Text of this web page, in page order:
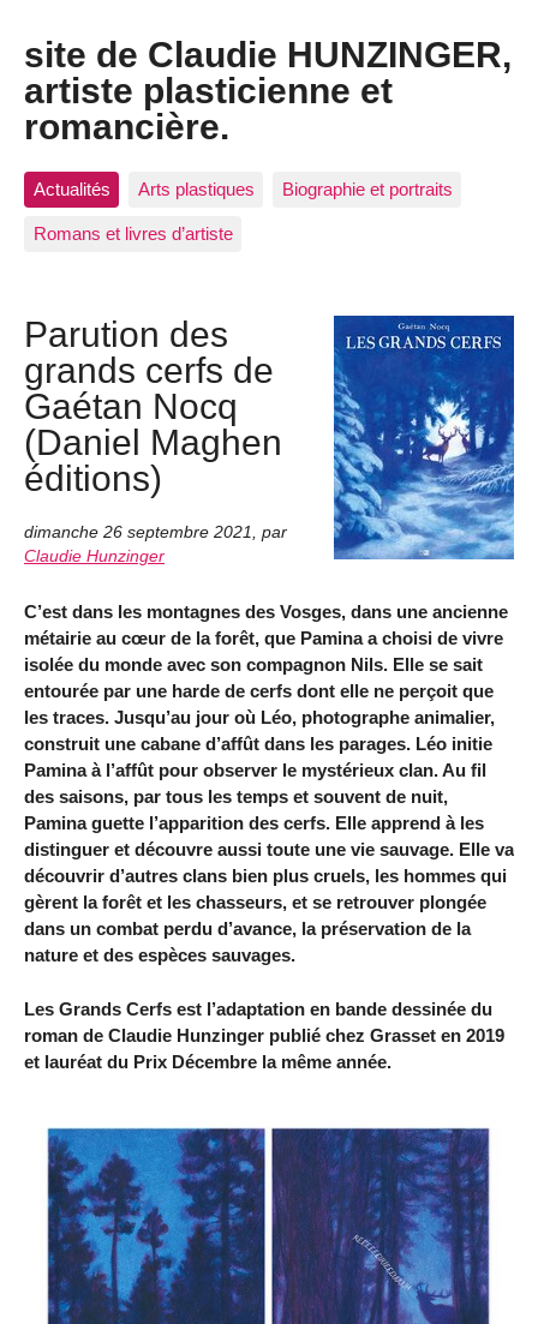
site de Claudie HUNZINGER,
artiste plasticienne et
romancière.
Actualités Arts plastiques Biographie et portraits
Romans et livres d’artiste
Parution des
grands cerfs de
Gaétan Nocq
(Daniel Maghen
éditions)
dimanche 26 septembre 2021
par
Claudie Hunzinger
C’est dans les montagnes des Vosges, dans une ancienne
métairie au cœur de la forêt, que Pamina a choisi de vivre
isolée du monde avec son compagnon Nils. Elle se sait
entourée par une harde de cerfs dont elle ne perçoit que
les traces. Jusqu’au jour où Léo, photographe animalier,
construit une cabane d’affût dans les parages. Léo initie
Pamina à l’affût pour observer le mystérieux clan. Au fil
des saisons, par tous les temps et souvent de nuit,
Pamina guette l’apparition des cerfs. Elle apprend à les
distinguer et découvre aussi toute une vie sauvage. Elle va
découvrir d’autres clans bien plus cruels, les hommes qui
gèrent la forêt et les chasseurs, et se retrouver plongée
dans un combat perdu d’avance, la préservation de la
nature et des espèces sauvages.
Les Grands Cerfs est l’adaptation en bande dessinée du
roman de Claudie Hunzinger publié chez Grasset en 2019
et lauréat du Prix Décembre la même année.